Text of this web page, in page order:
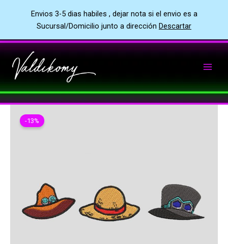
Envios 3-5 dias habiles , dejar nota si el envio es a
Sucursal/Domicilio junto a dirección Descartar
al
contenido
-13%